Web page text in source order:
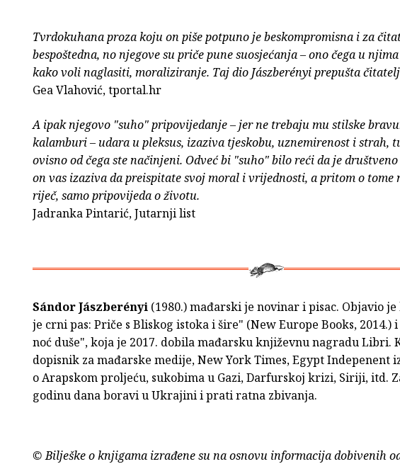
Tvrdokuhana proza koju on piše potpuno je beskompromisna i za
bespoštedna, no njegove su priče pune suosjećanja – ono čega u
kako voli naglasiti, moraliziranje. Taj dio Jászberényi prepušta
Gea Vlahović, tportal.hr
A ipak njegovo "suho" pripovijedanje – jer ne trebaju mu stilske
kalamburi – udara u pleksus, izaziva tjeskobu, uznemirenost i strah,
ovisno od čega ste načinjeni. Odveć bi "suho" bilo reći da je
on vas izaziva da preispitate svoj moral i vrijednosti, a pritom o tome
riječ, samo pripovijeda o životu.
Jadranka Pintarić, Jutarnji list
Sándor Jászberényi (1980.) mađarski je novinar i pisac. Objavio
je crni pas: Priče s Bliskog istoka i šire" (New Europe Books, 2014.)
noć duše", koja je 2017. dobila mađarsku književnu nagradu Libri.
dopisnik za mađarske medije, New York Times, Egypt Indepenent
o Arapskom proljeću, sukobima u Gazi, Darfurskoj krizi, Siriji, itd.
godinu dana boravi u Ukrajini i prati ratna zbivanja.
© Bilješke o knjigama izrađene su na osnovu informacija dobivenih